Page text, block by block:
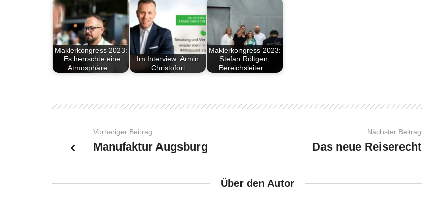
Maklerkongress 2023:
„Es herrschte eine
Atmosphäre…
Im Interview: Armin
Christofori
Maklerkongress 2023:
Stefan Röltgen,
Bereichsleiter…
Vorheriger Beitrag
Manufaktur Augsburg
Nächster Beitrag
Das neue Reiserecht
Über den Autor